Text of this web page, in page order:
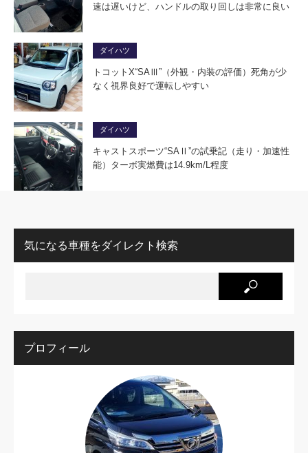
速は遅いけど、ハンドルの取り回しは非常に良い
ダイハツ
トコットX“SAⅢ”（外観・内装の評価）死角が少
なく視界良好で運転しやすい
ダイハツ
キャストスポーツ“SAⅡ”の試乗記（走り・加速性
能）ターボ実燃費は14.9km/L程度
気になる車種をダイレクト検索
プロフィール